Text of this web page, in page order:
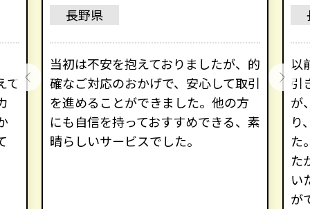
て
長野県
当初は不安を抱えておりましたが、的
確なご対応のおかげで、安心して取引
を進めることができました。他の方
にも自信を持っておすすめできる、素
晴らしいサービスでした。
以
引
が
り
た
た
い
が